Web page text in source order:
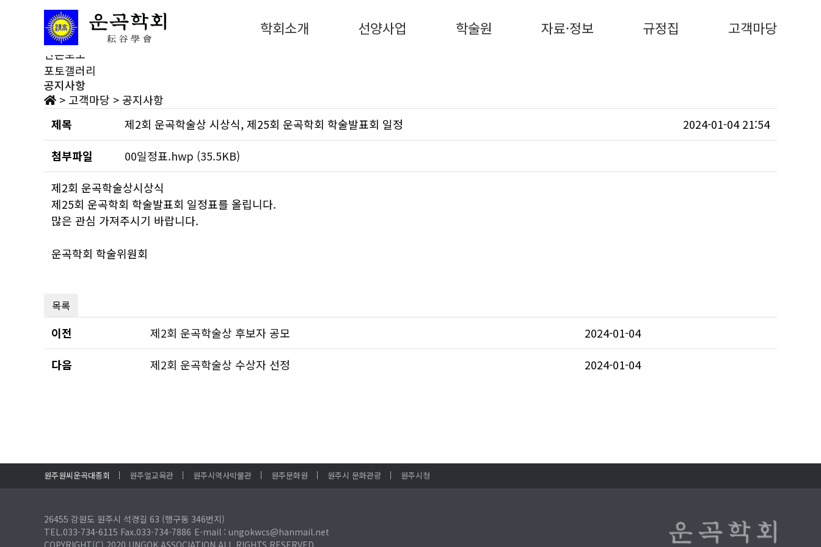
학회소개 선양사업 학술원 자료·정보 규정집 고객마당
고객마당
공지사항
새소식
언론보도
포토갤러리
공지사항
>고객마당 > 공지사항
제목
제2회 운곡학술상 시상식, 제25회 운곡학회 학술발표회 일정
2024-01-04 21:54
첨부파일
00일정표.hwp (35.5KB)
제2회 운곡학술상시상식
제25회 운곡학회 학술발표회 일정표를 올립니다.
많은 관심 가져주시기 바랍니다.
운곡학회 학술위원회
목록
이전 제2회 운곡학술상 후보자 공모
2024-01-04
다음
제2회 운곡학술상 수상자 선정 2024-01-04
원주원씨운곡대종회 원주얼교육관 원주시역사박물관 원주문화원 원주시 문화관광 원주시청
26455 강원도 원주시 석경길 63 (행구동 346번지)
TEL.033-734-6115 Fax.033-734-7886 E-mail : ungokwcs@hanmail.net
COPYRIGHT(C) 2020 UNGOK ASSOCIATION ALL RIGHTS RESERVED